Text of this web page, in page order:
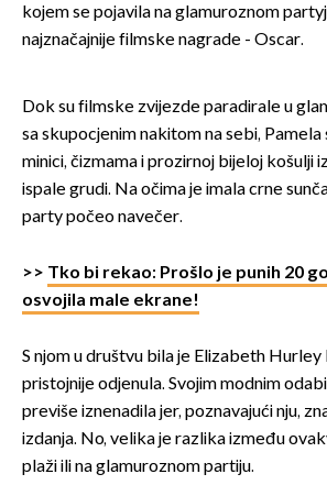
kojem se pojavila na glamuroznom
najznačajnije filmske nagrade - Oscar.
Dok su filmske zvijezde paradirale u
sa skupocjenim nakitom na sebi,
minici, čizmama i prozirnoj bijeloj košulji
ispale grudi. Na očima je imala crne
party počeo navečer.
>> Tko bi rekao: Prošlo je punih 20
osvojila male ekrane!
S njom u društvu bila je Elizabeth Hurley
pristojnije odjenula. Svojim modnim
previše iznenadila jer, poznavajući nju,
izdanja. No, velika je razlika između
plaži ili na glamuroznom partiju.